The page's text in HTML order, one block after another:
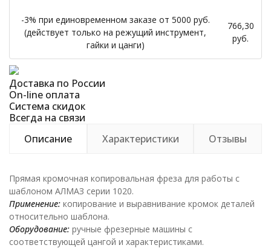
-3% при единовременном заказе от 5000 руб.
(действует только на режущий инструмент,
гайки и цанги)
766,30
руб.
Доставка по России
On-line оплата
Система скидок
Всегда на связи
Описание
Характеристики Отзывы
Прямая кромочная копировальная фреза для работы с
шаблоном АЛМАЗ серии 1020.
Применение: копирование и выравнивание кромок деталей
относительно шаблона.
Оборудование: ручные фрезерные машины с
соответствующей цангой и характеристиками.